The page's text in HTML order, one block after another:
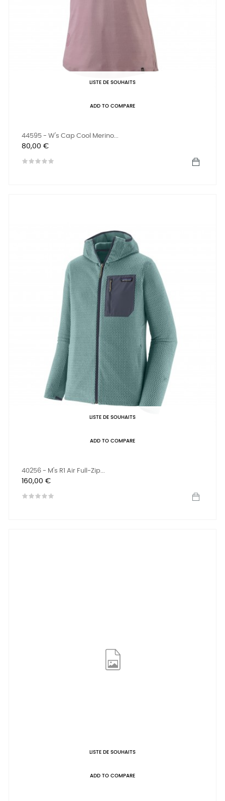
LISTE DE SOUHAITS
ADD TO COMPARE
44595 - W's Cap Cool Merino...
Prix
80,00 €
LISTE DE SOUHAITS
ADD TO COMPARE
40256 - M's R1 Air Full-Zip...
Prix
160,00 €
LISTE DE SOUHAITS
ADD TO COMPARE